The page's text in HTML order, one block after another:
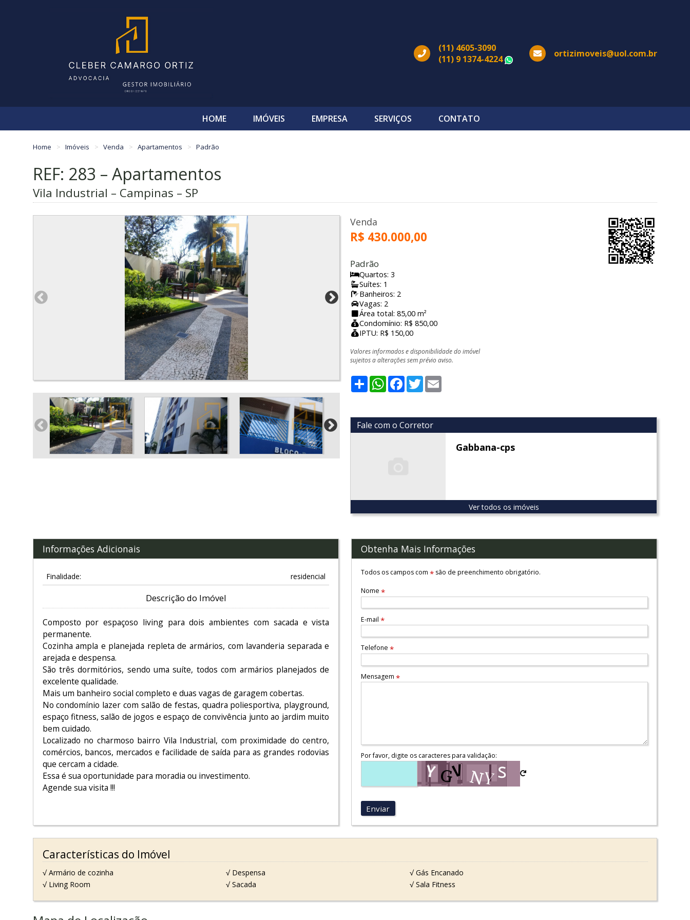
(11) 4605-3090
(11) 9 1374-4224
WhatsApp
ortizimoveis@uol.com.br
HOME IMÓVEIS EMPRESA SERVIÇOS CONTATO
Home Imóveis Venda Apartamentos Padrão
REF: 283 – Apartamentos
Vila Industrial – Campinas – SP
Venda
R$ 430.000,00
Padrão
Quartos: 3
Suítes: 1
Banheiros: 2
Vagas: 2
Área total: 85,00 m²
Condomínio: R$ 850,00
IPTU: R$ 150,00
Valores informados e disponibilidade do imóvel
sujeitos a alterações sem prévio aviso.
ShareWhatsApp
Facebook
Twitter
Fale com o Corretor
Gabbana-cps
Ver todos os imóveis
Informações Adicionais
Finalidade: residencial
Descrição do Imóvel
Composto por espaçoso living para dois ambientes com sacada e vista
permanente.
Cozinha ampla e planejada repleta de armários, com lavanderia separada e
arejada e despensa.
São três dormitórios, sendo uma suíte, todos com armários planejados de
excelente qualidade.
Mais um banheiro social completo e duas vagas de garagem cobertas.
No condomínio lazer com salão de festas, quadra poliesportiva, playground,
espaço fitness, salão de jogos e espaço de convivência junto ao jardim muito
bem cuidado.
Localizado no charmoso bairro Vila Industrial, com proximidade do centro,
comércios, bancos, mercados e facilidade de saída para as grandes rodovias
que cercam a cidade.
Essa é sua oportunidade para moradia ou investimento.
Agende sua visita !!!
Obtenha Mais Informações
Todos os campos com *são de preenchimento obrigatório.
Nome *
E-mail *
Telefone *
Mensagem *
Por favor, digite os caracteres para validação:
Enviar
Características do Imóvel
√ Armário de cozinha √ Despensa
√ Gás Encanado
√ Living Room
√ Sacada √ Sala Fitness